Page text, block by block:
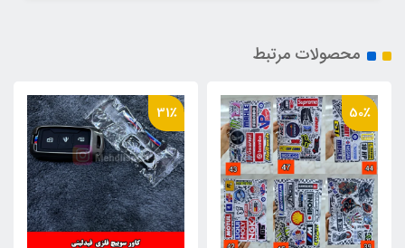
محصولات مرتبط
31٪ 31٪